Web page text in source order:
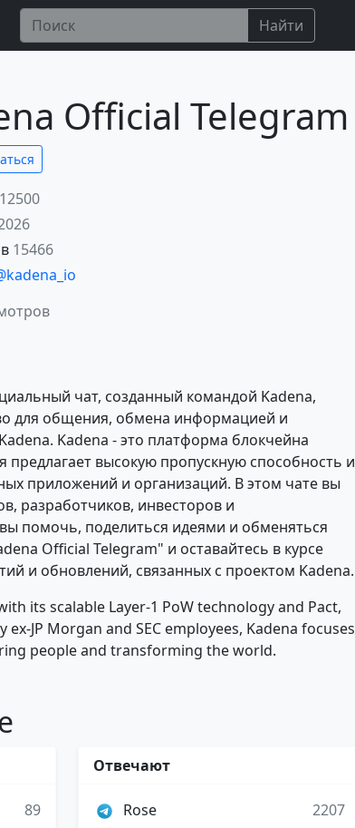
Найти
Official Telegram
12500
15466
чат, созданный командой Kadena,
для общения, обмена информацией и
Kadena - это платформа блокчейна
предлагает высокую пропускную способность и
приложений и организаций. В этом чате вы
разработчиков, инвесторов и
помочь, поделиться идеями и обменяться
Official Telegram" и оставайтесь в курсе
и обновлений, связанных с проектом Kadena.
its scalable Layer-1 PoW technology and Pact,
JP Morgan and SEC employees, Kadena focuses
people and transforming the world.
89
Отвечают
Rose
2207